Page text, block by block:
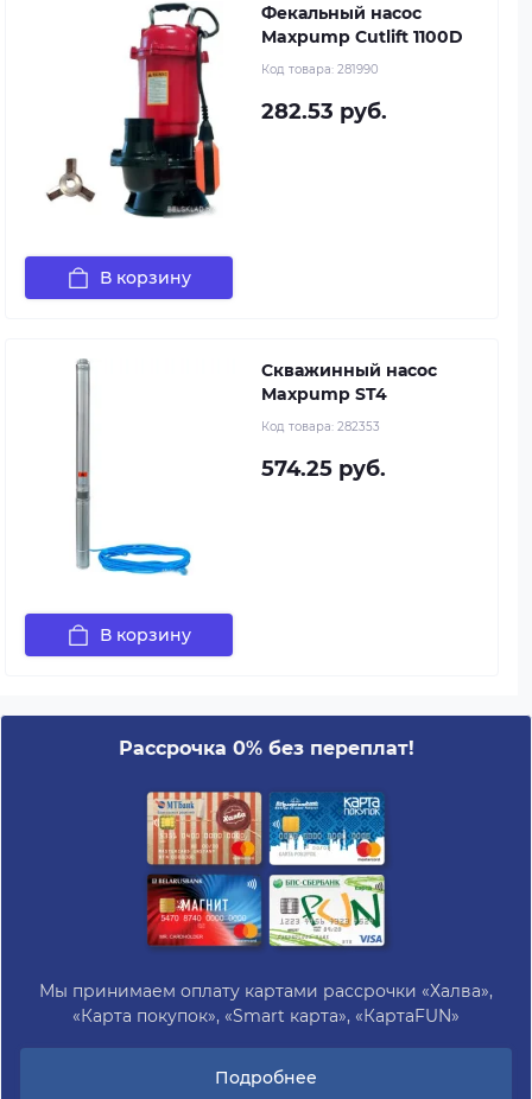
Фекальный насос
Maxpump Cutlift 1100D
Код товара: 281990
282.53 руб.
В корзину
Скважинный насос
Maxpump ST4
Код товара: 282353
574.25 руб.
В корзину
Рассрочка 0% без переплат!
Мы принимаем оплату картами рассрочки «Халва»,
«Карта покупок», «Smart карта», «КартаFUN»
Подробнее